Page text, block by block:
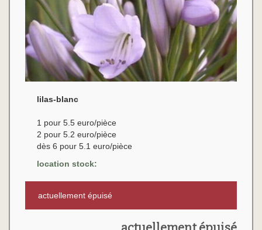
lilas-blanc
1 pour 5.5 euro/pièce
2 pour 5.2 euro/pièce
dès 6 pour 5.1 euro/pièce
location stock:
actuellement épuisé